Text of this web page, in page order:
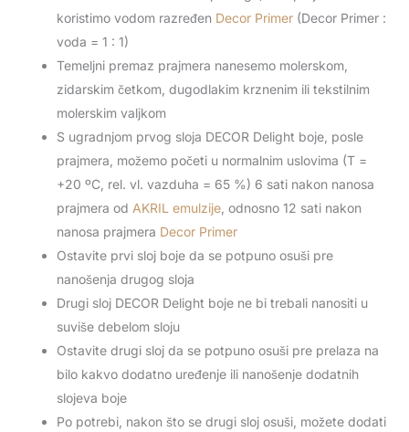
koristimo vodom razređen Decor Primer (Decor Primer :
voda = 1 : 1)
Temeljni premaz prajmera nanesemo molerskom,
zidarskim četkom, dugodlakim krznenim ili tekstilnim
molerskim valjkom
S ugradnjom prvog sloja DECOR Delight boje, posle
prajmera, možemo početi u normalnim uslovima (T =
+20 ºC, rel. vl. vazduha = 65 %) 6 sati nakon nanosa
prajmera od AKRIL emulzije , odnosno 12 sati nakon
nanosa prajmera Decor Primer
Ostavite prvi sloj boje da se potpuno osuši pre
nanošenja drugog sloja
Drugi sloj DECOR Delight boje ne bi trebali nanositi u
suviše debelom sloju
Ostavite drugi sloj da se potpuno osuši pre prelaza na
bilo kakvo dodatno uređenje ili nanošenje dodatnih
slojeva boje
Po potrebi, nakon što se drugi sloj osuši, možete dodati